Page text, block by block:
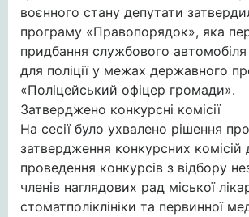
воєнного стану депутати
програму «Правопорядок», яка
придбання службового
для поліції у межах державного
«Поліцейський офіцер громади».
Затверджено конкурсні комісії
На сесії було ухвалено рішення про
затвердження конкурсних комісій
проведення конкурсів з відбору
членів наглядових рад міської
стоматполіклініки та первинної